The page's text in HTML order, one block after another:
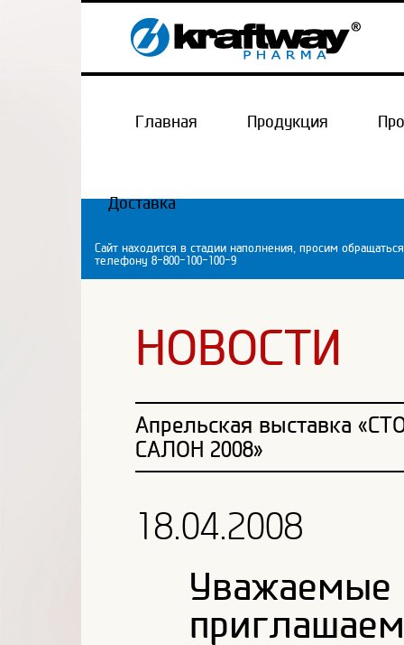
Главная Продукция
Доставка
Сайт находится в стадии наполнения, просим
телефону 8-800-100-100-9
НОВОСТИ
Апрельская выставка
САЛОН 2008»
18.04.2008